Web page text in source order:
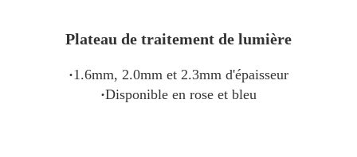
Plateau de traitement de lumière
·1.6mm, 2.0mm et 2.3mm d'épaisseur
·Disponible en rose et bleu